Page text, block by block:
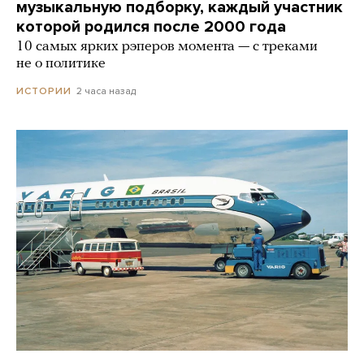
музыкальную подборку, каждый участник
которой родился после 2000 года
10 самых ярких рэперов момента — с треками
не о политике
ИСТОРИИ 2 часа назад